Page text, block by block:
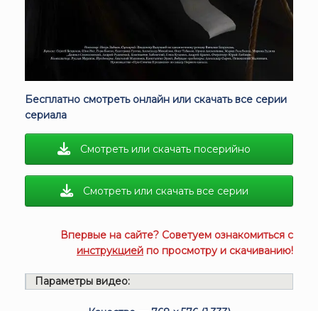
Бесплатно смотреть онлайн или скачать все серии
сериала
Смотреть или скачать посерийно
Смотреть или скачать все серии
Впервые на сайте? Советуем ознакомиться с
инструкцией по просмотру и скачиванию!
Параметры видео: